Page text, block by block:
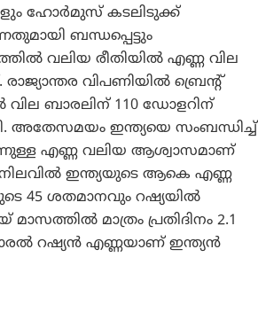
ഹോർമുസ് കടലിടുക്ക്
ബന്ധപ്പെട്ടും
വലിയ രീതിയിൽ എണ്ണ വില
രാജ്യാന്തര വിപണിയിൽ ബ്രെന്റ്
ബാരലിന് 110 ഡോളറിന്
അതേസമയം ഇന്ത്യയെ സംബന്ധിച്ച്
എണ്ണ വലിയ ആശ്വാസമാണ്
ഇന്ത്യയുടെ ആകെ എണ്ണ
45 ശതമാനവും റഷ്യയിൽ
മാസത്തിൽ മാത്രം പ്രതിദിനം 2.1
റഷ്യൻ എണ്ണയാണ് ഇന്ത്യൻ